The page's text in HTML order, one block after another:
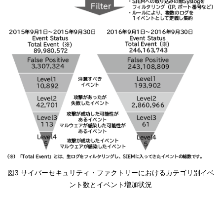
図3 サイバーセキュリティ・ファクトリーにおけるカテゴリ別イベ
ント数とイベント増加状況